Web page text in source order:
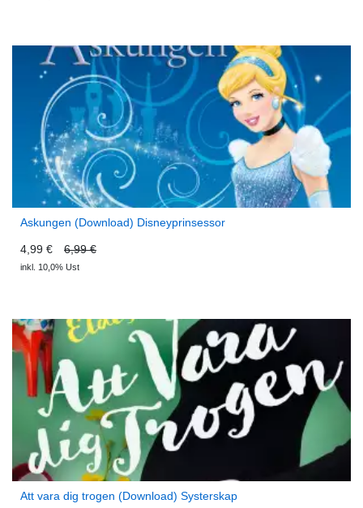
Askungen (Download) Disneyprinsessor
4,99 € 6,99 €
inkl. 10,0% Ust
Att vara dig trogen (Download) Systerskap